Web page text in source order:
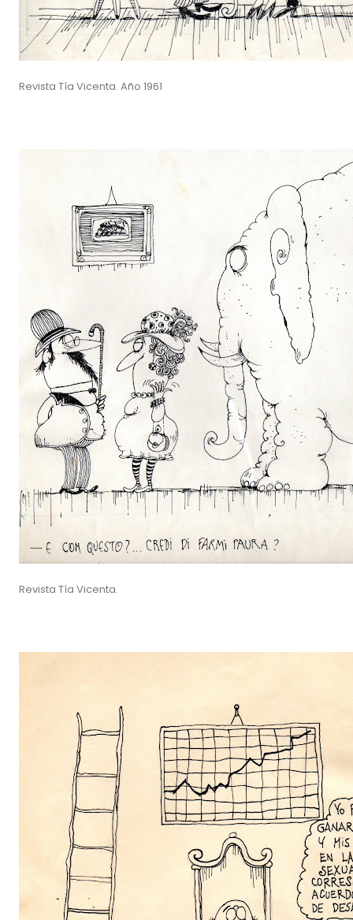
Revista Tía Vicenta. Año 1961
Revista Tía Vicenta.